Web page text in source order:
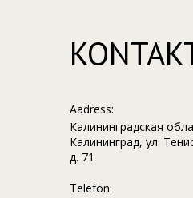
Aadress:
Калининградская
Калининград, ул.
д. 71
Telefon: